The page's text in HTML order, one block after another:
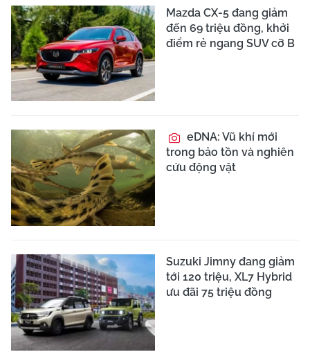
Mazda CX-5 đang giảm
đến 69 triệu đồng, khởi
điểm rẻ ngang SUV cỡ B
eDNA: Vũ khí mới
trong bảo tồn và nghiên
cứu động vật
Suzuki Jimny đang giảm
tới 120 triệu, XL7 Hybrid
ưu đãi 75 triệu đồng